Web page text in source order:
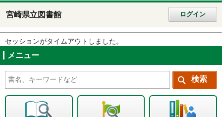
宮崎県立図書館 ログイン
セッションがタイムアウトしました。
メニュー